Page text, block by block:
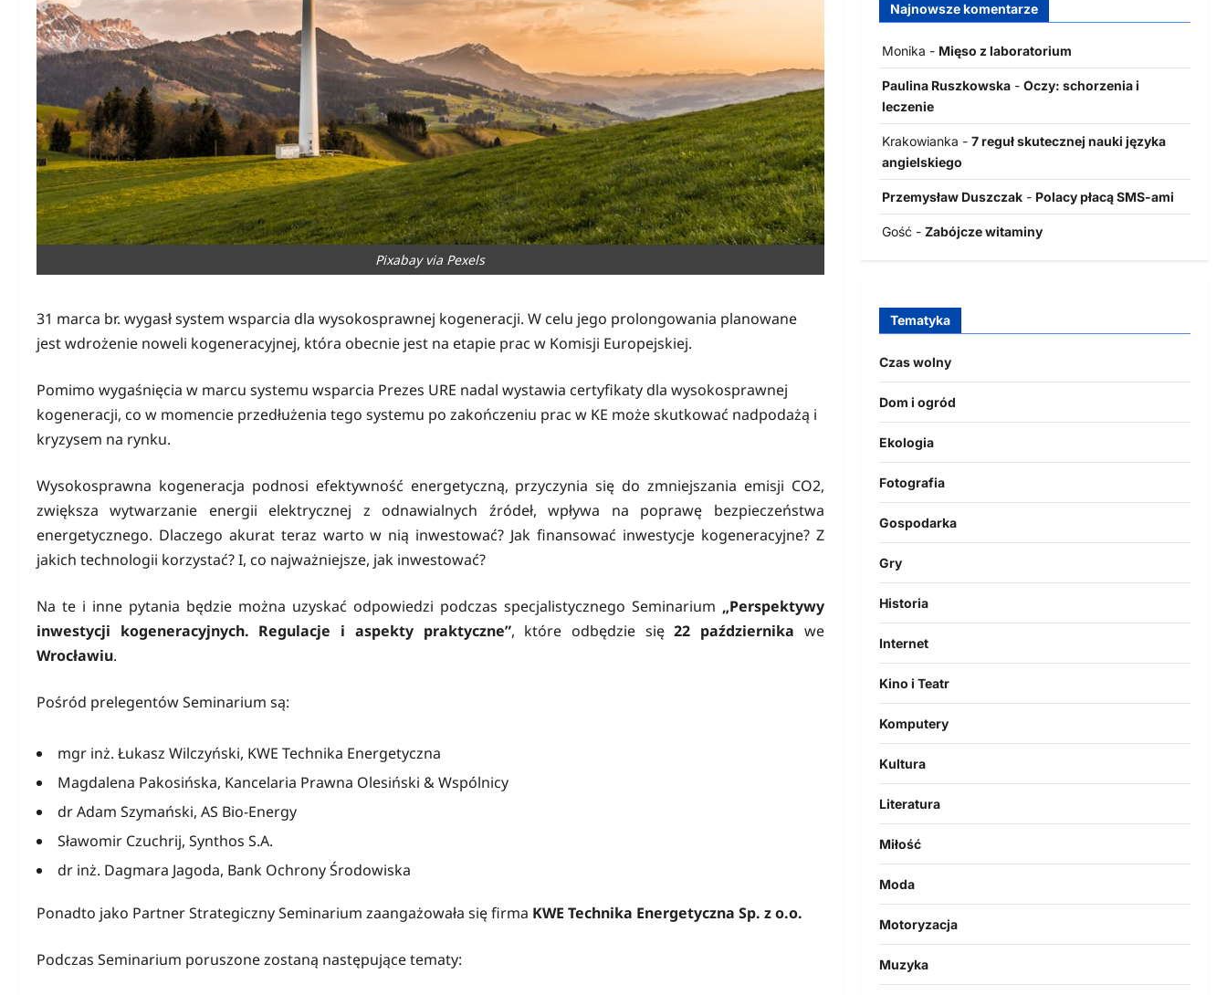
Pixabay via Pexels
31 marca br. wygasł system wsparcia dla wysokosprawnej kogeneracji. W celu jego prolongowania planowane
jest wdrożenie noweli kogeneracyjnej, która obecnie jest na etapie prac w Komisji Europejskiej.
Pomimo wygaśnięcia w marcu systemu wsparcia Prezes URE nadal wystawia certyfikaty dla wysokosprawnej
kogeneracji, co w momencie przedłużenia tego systemu po zakończeniu prac w KE może skutkować nadpodażą i
kryzysem na rynku.
Wysokosprawna kogeneracja podnosi efektywność energetyczną, przyczynia się do zmniejszania emisji CO2,
zwiększa wytwarzanie energii elektrycznej z odnawialnych źródeł, wpływa na poprawę bezpieczeństwa
energetycznego. Dlaczego akurat teraz warto w nią inwestować? Jak finansować inwestycje kogeneracyjne? Z
jakich technologii korzystać? I, co najważniejsze, jak inwestować?
Na te i inne pytania będzie można uzyskać odpowiedzi podczas specjalistycznego Seminarium „Perspektywy
inwestycji kogeneracyjnych. Regulacje i aspekty praktyczne”, które odbędzie się22 października we
Wrocławiu.
Pośród prelegentów Seminarium są:
mgr inż. Łukasz Wilczyński, KWE Technika Energetyczna
Magdalena Pakosińska, Kancelaria Prawna Olesiński & Wspólnicy
dr Adam Szymański, AS Bio-Energy
Sławomir Czuchrij, Synthos S.A.
dr inż. Dagmara Jagoda, Bank Ochrony Środowiska
Ponadto jako Partner Strategiczny Seminarium zaangażowała się firma KWE Technika Energetyczna Sp. z o.o.
Podczas Seminarium poruszone zostaną następujące tematy:
Najnowsze komentarze
Monika - Mięso z laboratorium
Paulina Ruszkowska- Oczy: schorzenia i
leczenie
Krakowianka - 7 reguł skutecznej nauki języka
angielskiego
Przemysław Duszczak- Polacy płacą SMS-ami
Gość - Zabójcze witaminy
Tematyka
Czas wolny
Dom i ogród
Ekologia
Fotografia
Gospodarka
Gry
Historia
Internet
Kino i Teatr
Komputery
Kultura
Literatura
Miłość
Moda
Motoryzacja
Muzyka